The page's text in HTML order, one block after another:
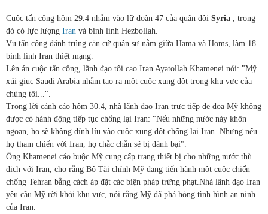
Cuộc tấn công hôm 29.4 nhằm vào lữ đoàn 47 của quân đội Syria
, trong
đó có lực lượng Iran và binh lính Hezbollah.
Vụ tấn công đánh trúng căn cứ quân sự nằm giữa Hama và Homs, làm 18
binh lính Iran thiệt mạng.
Lên án cuộc tấn công, lãnh đạo tối cao Iran Ayatollah Khamenei nói: "Mỹ
xúi giục Saudi Arabia nhằm tạo ra một cuộc xung đột trong khu vực của
chúng tôi...".
Trong lời cảnh cáo hôm 30.4, nhà lãnh đạo Iran trực tiếp đe dọa Mỹ không
được có hành động tiếp tục chống lại Iran: "Nếu những nước này khôn
ngoan, họ sẽ không dính líu vào cuộc xung đột chống lại Iran. Nhưng nếu
họ tham chiến với Iran, họ chắc chắn sẽ bị đánh bại".
Ông Khamenei cáo buộc Mỹ cung cấp trang thiết bị cho những nước thù
địch với Iran, cho rằng Bộ Tài chính Mỹ đang tiến hành một cuộc chiến
chống Tehran bằng cách áp đặt các biện pháp trừng phạt.Nhà lãnh đạo Iran
yêu cầu Mỹ rời khỏi khu vực, nói rằng Mỹ đã phá hỏng tình hình an ninh
của Iran.